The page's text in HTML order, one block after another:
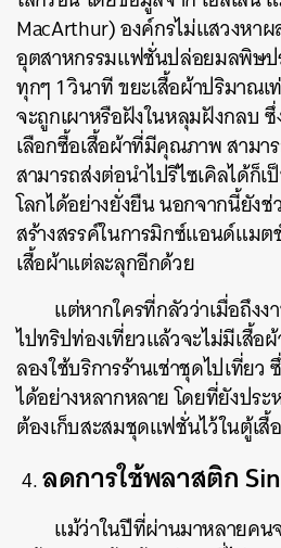
MacArthur) องค์กรไม่แสวงหาผ
อุตสาหกรรมแฟชั่นปล่อยมลพิษป
ทุกๆ 1 วินาที ขยะเสื้อผ้าปริมาณ
จะถูกเผาหรือฝังในหลุมฝังกลบ
เลือกซื้อเสื้อผ้าที่มีคุณภาพ สามา
สามารถส่งต่อนำไปรีไซเคิลได้ก็
โลกได้อย่างยั่งยืน นอกจากนี้ยัง
สร้างสรรค์ในการมิกซ์แอนด์แมต
เสื้อผ้าแต่ละลุกอีกด้วย
แต่หากใครที่กลัวว่าเมื่อถึง
ไปทริปท่องเที่ยวแล้วจะไม่มีเสื้อ
ลองใช้บริการร้านเช่าชุดไปเที่ย
ได้อย่างหลากหลาย โดยที่ยังปร
ต้องเก็บสะสมชุดแฟชั่นไว้ในตู้เ
ลดการใช้พลาสติก
แม้ว่าในปีที่ผ่านมาหลายคน
ค้นหา
SHARE TWEET